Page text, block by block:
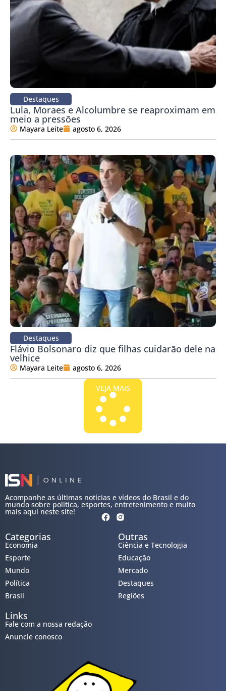
Destaques
Lula, Moraes e Alcolumbre se reaproximam em
meio a pressões
Mayara Leite agosto 6, 2026
Destaques
Flávio Bolsonaro diz que filhas cuidarão dele na
velhice
Mayara Leite agosto 6, 2026
VEJA MAIS
Acompanhe as últimas notícias e vídeos do Brasil e do
mundo sobre política, esportes, entretenimento e muito
mais aqui neste site!
Categorias
Economia
Esporte
Mundo
Política
Brasil
Outras
Ciência e Tecnologia
Educação
Mercado
Destaques
Regiões
Links
Fale com a nossa redação
Anuncie conosco